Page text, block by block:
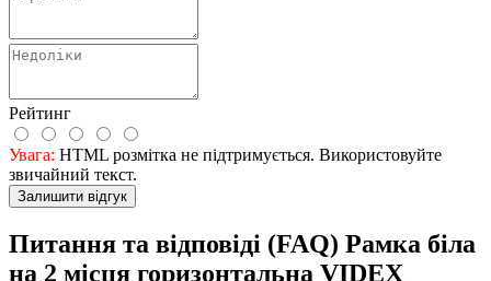
Рейтинг
Увага: HTML розмітка не підтримується. Використовуйте
звичайний текст.
Залишити відгук
Питання та відповіді (FAQ) Рамка біла
на 2 місця горизонтальна VIDEX